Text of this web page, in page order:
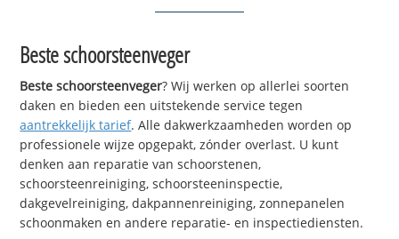
Beste schoorsteenveger
Beste schoorsteenveger? Wij werken op allerlei soorten
daken en bieden een uitstekende service tegen
aantrekkelijk tarief. Alle dakwerkzaamheden worden op
professionele wijze opgepakt, zónder overlast. U kunt
denken aan reparatie van schoorstenen,
schoorsteenreiniging, schoorsteeninspectie,
dakgevelreiniging, dakpannenreiniging, zonnepanelen
schoonmaken en andere reparatie- en inspectiediensten.